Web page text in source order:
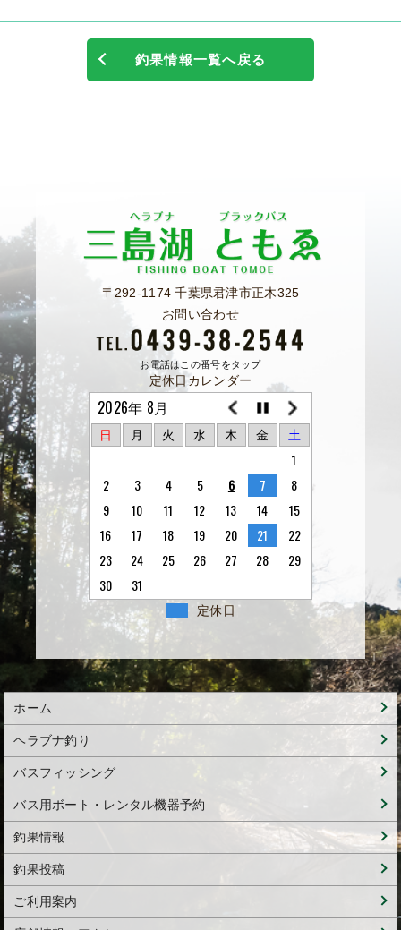
釣果情報一覧へ戻る
〒292-1174 千葉県君津市正木325
お問い合わせ
お電話はこの番号をタップ
定休日カレンダー
2026年 8月
日 月 火 水 木 金 土
1
2
3 4 5 6 7
8
9
10 11 12 13 14
15
16
17 18 19 20 21
22
23
24 25 26 27 28
29
30
31
定休日
ホーム
ヘラブナ釣り
バスフィッシング
バス用ボート・レンタル機器予約
釣果情報
釣果投稿
ご利用案内